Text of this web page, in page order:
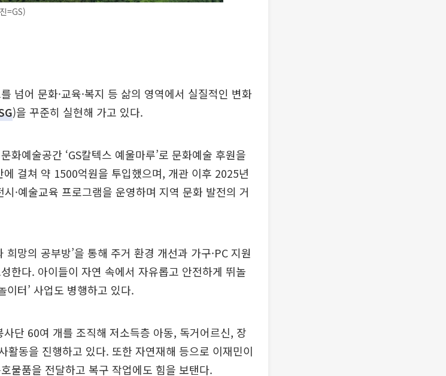
=GS)
넘어 문화·교육·복지 등 삶의 영역에서 실질적인 변화
)을 꾸준히 실현해 가고 있다.
화예술공간 ‘GS칼텍스 예울마루’로 문화예술 후원을
걸쳐 약 1500억원을 투입했으며, 개관 이후 2025년
·예술교육 프로그램을 운영하며 지역 문화 발전의 거
희망의 공부방’을 통해 주거 환경 개선과 가구·PC 지원
한다. 아이들이 자연 속에서 자유롭고 안전하게 뛰놀
이터’ 사업도 병행하고 있다.
단 60여 개를 조직해 저소득층 아동, 독거어르신, 장
활동을 진행하고 있다. 또한 자연재해 등으로 이재민이
물품을 전달하고 복구 작업에도 힘을 보탠다.